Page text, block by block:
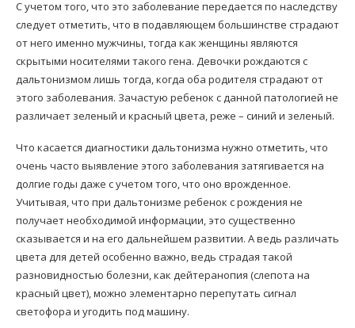
С учетом того, что это заболевание передается по наследству
следует отметить, что в подавляющем большинстве страдают
от него именно мужчины, тогда как женщины являются
скрытыми носителями такого гена. Девочки рождаются с
дальтонизмом лишь тогда, когда оба родителя страдают от
этого заболевания. Зачастую ребенок с данной патологией не
различает зеленый и красный цвета, реже – синий и зеленый.
Что касается диагностики дальтонизма нужно отметить, что
очень часто выявление этого заболевания затягивается на
долгие годы даже с учетом того, что оно врожденное.
Учитывая, что при дальтонизме ребенок с рождения не
получает необходимой информации, это существенно
сказывается и на его дальнейшем развитии. А ведь различать
цвета для детей особенно важно, ведь страдая такой
разновидностью болезни, как дейтеранопия (слепота на
красный цвет), можно элементарно перепутать сигнал
светофора и угодить под машину.